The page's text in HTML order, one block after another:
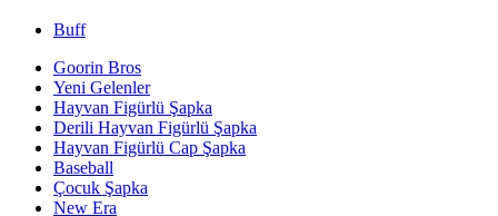
Buff
Goorin Bros
Yeni Gelenler
Hayvan Figürlü Şapka
Derili Hayvan Figürlü Şapka
Hayvan Figürlü Cap Şapka
Baseball
Çocuk Şapka
New Era